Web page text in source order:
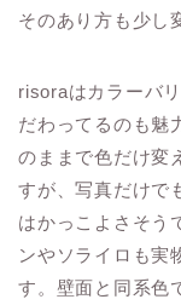
そのあり方も少し
risoraはカラーバ
だわってるのも魅
のままで色だけ変
すが、写真だけで
はかっこよさそう
ンやソライロも実
す。壁面と同系色